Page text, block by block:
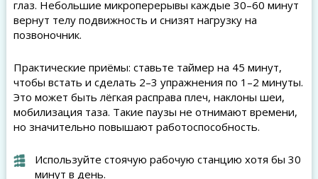
глаз. Небольшие микроперерывы каждые 30–60 минут
вернут телу подвижность и снизят нагрузку на
позвоночник.
Практические приёмы: ставьте таймер на 45 минут,
чтобы встать и сделать 2–3 упражнения по 1–2 минуты.
Это может быть лёгкая расправа плеч, наклоны шеи,
мобилизация таза. Такие паузы не отнимают времени,
но значительно повышают работоспособность.
Используйте стоячую рабочую станцию хотя бы 30
минут в день.